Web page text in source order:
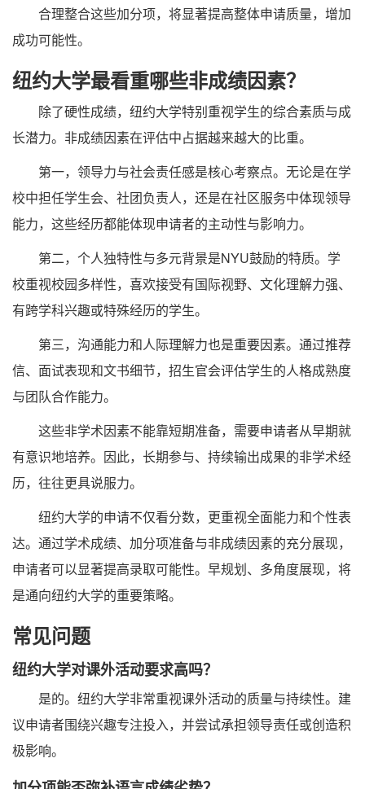
合理整合这些加分项，将显著提高整体申请质量，增加
成功可能性。
纽约大学最看重哪些非成绩因素？
除了硬性成绩，纽约大学特别重视学生的综合素质与成
长潜力。非成绩因素在评估中占据越来越大的比重。
第一，领导力与社会责任感是核心考察点。无论是在学
校中担任学生会、社团负责人，还是在社区服务中体现领导
能力，这些经历都能体现申请者的主动性与影响力。
第二，个人独特性与多元背景是NYU鼓励的特质。学
校重视校园多样性，喜欢接受有国际视野、文化理解力强、
有跨学科兴趣或特殊经历的学生。
第三，沟通能力和人际理解力也是重要因素。通过推荐
信、面试表现和文书细节，招生官会评估学生的人格成熟度
与团队合作能力。
这些非学术因素不能靠短期准备，需要申请者从早期就
有意识地培养。因此，长期参与、持续输出成果的非学术经
历，往往更具说服力。
纽约大学的申请不仅看分数，更重视全面能力和个性表
达。通过学术成绩、加分项准备与非成绩因素的充分展现，
申请者可以显著提高录取可能性。早规划、多角度展现，将
是通向纽约大学的重要策略。
常见问题
纽约大学对课外活动要求高吗？
是的。纽约大学非常重视课外活动的质量与持续性。建
议申请者围绕兴趣专注投入，并尝试承担领导责任或创造积
极影响。